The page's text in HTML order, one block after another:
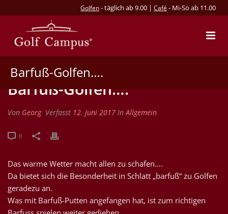
Golfen- täglich ab 9.00 | Café - Mi-So ab 11.00
Barfuß-Golfen….
Barfuß-Golfen….
Von Georg Verfasst 12. Juni 2017 InAllgemein
0
Das warme Wetter macht allen zu schafen….
Da bietet sich die Besonderheit in Schlatt „barfuß“ zu Golfen
geradezu an.
Was mit Barfuß-Putten angefangen hat, ist zum richtigen